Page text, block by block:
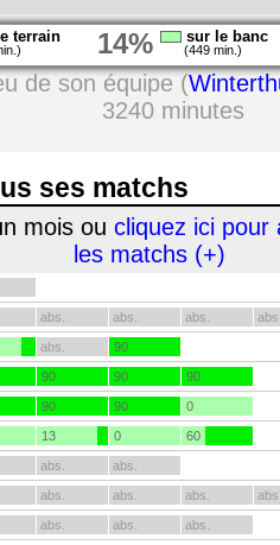
terrain 14% sur le banc
(449 min.)
de son équipe (
3240 minutes
ses matchs
mois ou cliquez ici pour
les matchs (+)
abs. abs. abs.
abs. 90
90 90 90
90 90 0
13 0 60
abs. abs.
abs. abs. abs.
abs. abs. abs.